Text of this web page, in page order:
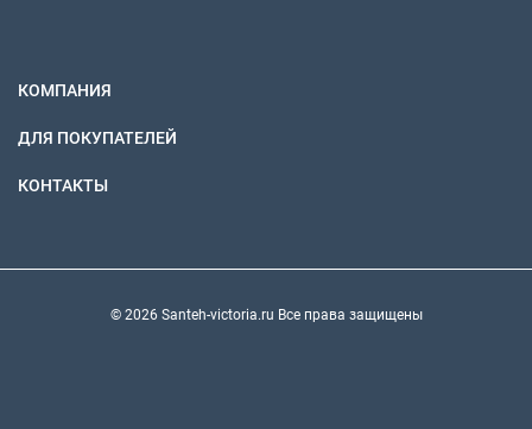
КОМПАНИЯ
ДЛЯ ПОКУПАТЕЛЕЙ
КОНТАКТЫ
© 2026 Santeh-victoria.ru Все права защищены